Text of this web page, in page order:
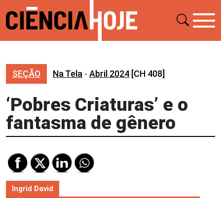
SEÇÃO Na Tela - Abril 2024 [CH 408]
‘Pobres Criaturas’ e o
fantasma de gênero
Ingrid David